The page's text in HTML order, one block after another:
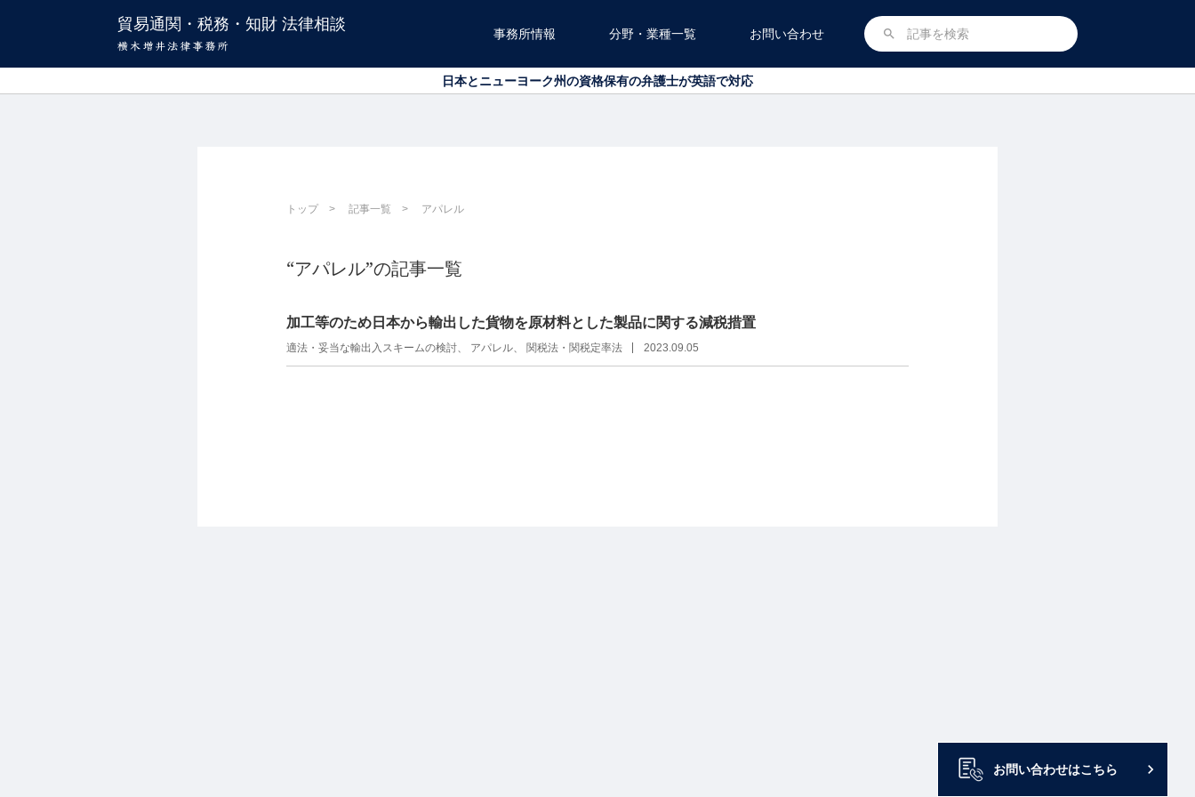
貿易通関・税務・知財 法律相談
事務所情報 分野・業種一覧 お問い合わせ
search
日本とニューヨーク州の資格保有の弁護士が英語で対応
トップ 記事一覧 アパレル
“アパレル”の記事一覧
加工等のため日本から輸出した貨物を原材料とした製品に関する減税措置
適法・妥当な輸出入スキームの検討 アパレル 関税法・関税定率法 2023.09.05
お問い合わせはこちら keyboard_arrow_right